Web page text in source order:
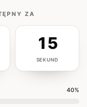
ZA
15
SEKUND
40%